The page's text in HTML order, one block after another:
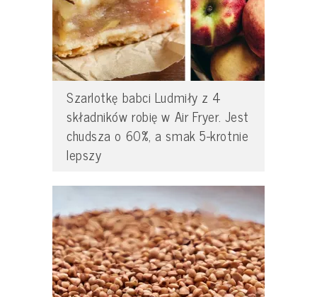
Szarlotkę babci Ludmiły z 4
składników robię w Air Fryer. Jest
chudsza o 60%, a smak 5-krotnie
lepszy